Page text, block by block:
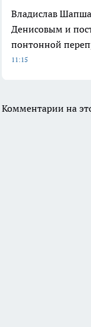
Владислав
Денисовым и
понтонной
11:15
Комментарии на